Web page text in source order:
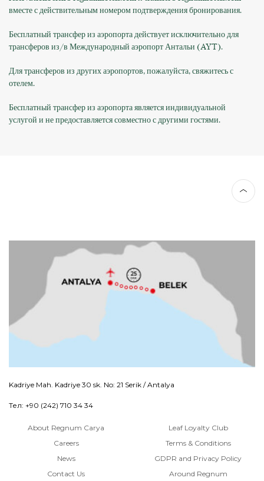
вместе с действительным номером подтверждения бронирования.
Бесплатный трансфер из аэропорта действует исключительно для
трансферов из/в Международный аэропорт Антальи (AYT).
Для трансферов из других аэропортов, пожалуйста, свяжитесь с
отелем.
Бесплатный трансфер из аэропорта является индивидуальной
услугой и не предоставляется совместно с другими гостями.
Kadriye Mah. Kadriye 30 sk. No: 21 Serik / Antalya
Тел: +90 (242) 710 34 34
About Regnum Carya
Careers
News
Contact Us
Leaf Loyalty Club
Terms & Conditions
GDPR and Privacy Policy
Around Regnum